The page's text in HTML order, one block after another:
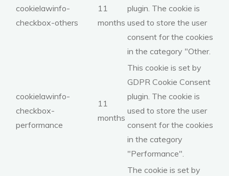
cookielawinfo-
checkbox-others
11
months
plugin. The cookie is
used to store the user
consent for the cookies
in the category "Other.
cookielawinfo-
checkbox-
performance
11
months
This cookie is set by
GDPR Cookie Consent
plugin. The cookie is
used to store the user
consent for the cookies
in the category
"Performance".
The cookie is set by